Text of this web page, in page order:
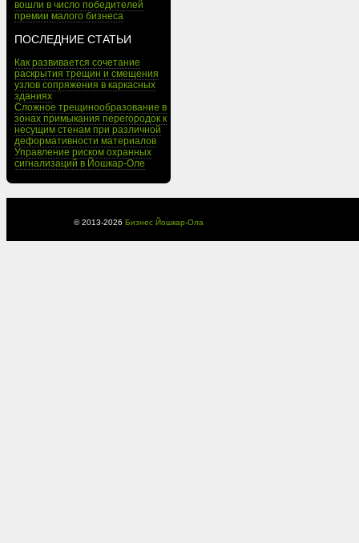
вошли в число победителей
премии малого бизнеса
ПОСЛЕДНИЕ СТАТЬИ
Как развивается сочетание
раскрытия трещин и смещения
узлов сопряжения в каркасных
зданиях
Сложное трещинообразование в
зонах примыкания перегородок к
несущим стенам при различной
деформативности материалов
Управление риском охранных
сигнализаций в Йошкар-Оле
© 2013-2026 Бизнес Йошкар-Ола